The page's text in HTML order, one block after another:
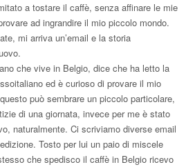
a tostare il caffè, senza affinare le mie
ad ingrandire il mio piccolo mondo.
mi arriva un’email e la storia
che vive in Belgio, dice che ha letto la
ed è curioso di provare il mio
può sembrare un piccolo particolare,
di una giornata, invece per me è stato
naturalmente. Ci scriviamo diverse email
Tosto per lui un paio di miscele
che spedisco il caffè in Belgio ricevo